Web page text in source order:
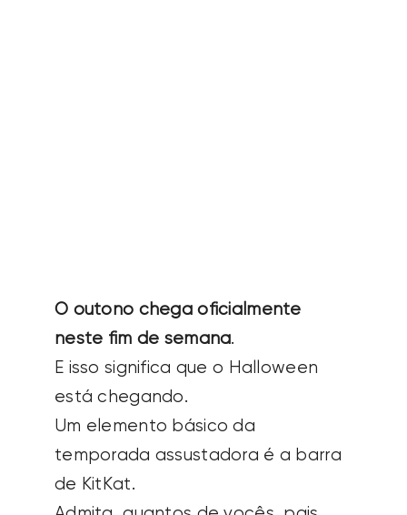
de KitKat.
Admita, quantos de vocês, pais,
roubaram as saborosas barras de
KitKat das sacolas de doces ou
travessuras de seus filhos?
O KitKat é uma das barras de
chocolate mais populares do
mundo – 650 dessas barras